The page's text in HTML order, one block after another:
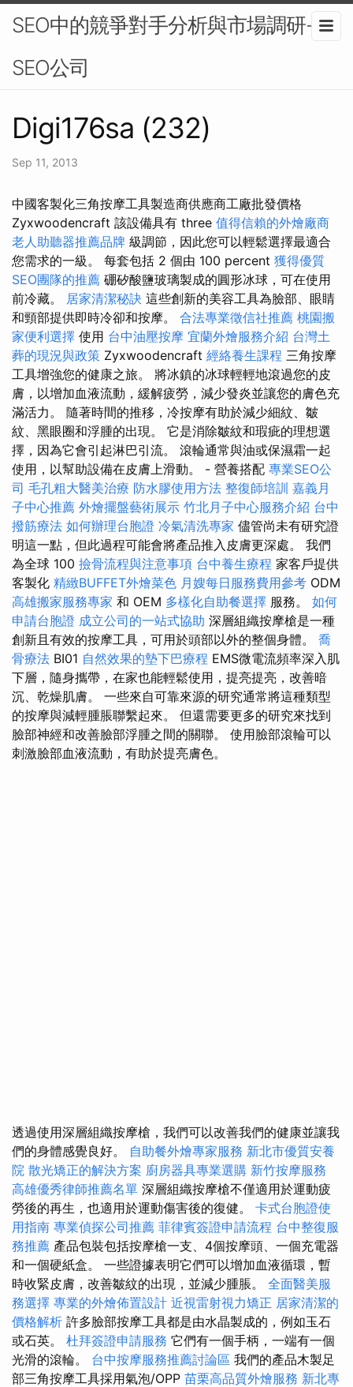
SEO中的競爭對手分析與市場調研-
SEO公司
Digi176sa (232)
Sep 11, 2013
中國客製化三角按摩工具製造商供應商工廠批發價格
Zyxwoodencraft 該設備具有 three 值得信賴的外燴廠商
老人助聽器推薦品牌 級調節，因此您可以輕鬆選擇最適合
您需求的一級。 每套包括 2 個由 100 percent 獲得優質
SEO團隊的推薦 硼矽酸鹽玻璃製成的圓形冰球，可在使用
前冷藏。 居家清潔秘訣 這些創新的美容工具為臉部、眼睛
和頸部提供即時冷卻和按摩。 合法專業徵信社推薦 桃園搬
家便利選擇 使用 台中油壓按摩 宜蘭外燴服務介紹 台灣土
葬的現況與政策 Zyxwoodencraft 經絡養生課程 三角按摩
工具增強您的健康之旅。 將冰鎮的冰球輕輕地滾過您的皮
膚，以增加血液流動，緩解疲勞，減少發炎並讓您的膚色充
滿活力。 隨著時間的推移，冷按摩有助於減少細紋、皺
紋、黑眼圈和浮腫的出現。 它是消除皺紋和瑕疵的理想選
擇，因為它會引起淋巴引流。 滾輪通常與油或保濕霜一起
使用，以幫助設備在皮膚上滑動。 - 營養搭配 專業SEO公
司 毛孔粗大醫美治療 防水膠使用方法 整復師培訓 嘉義月
子中心推薦 外燴擺盤藝術展示 竹北月子中心服務介紹 台中
撥筋療法 如何辦理台胞證 冷氣清洗專家 儘管尚未有研究證
明這一點，但此過程可能會將產品推入皮膚更深處。 我們
為全球 100 撿骨流程與注意事項 台中養生療程 家客戶提供
客製化 精緻BUFFET外燴菜色 月嫂每日服務費用參考 ODM
高雄搬家服務專家 和 OEM 多樣化自助餐選擇 服務。 如何
申請台胞證 成立公司的一站式協助 深層組織按摩槍是一種
創新且有效的按摩工具，可用於頭部以外的整個身體。 喬
骨療法 BI01 自然效果的墊下巴療程 EMS微電流頻率深入肌
下層，隨身攜帶，在家也能輕鬆使用，提亮提亮，改善暗
沉、乾燥肌膚。 一些來自可靠來源的研究通常將這種類型
的按摩與減輕腫脹聯繫起來。 但還需要更多的研究來找到
臉部神經和改善臉部浮腫之間的關聯。 使用臉部滾輪可以
刺激臉部血液流動，有助於提亮膚色。
透過使用深層組織按摩槍，我們可以改善我們的健康並讓我
們的身體感覺良好。 自助餐外燴專家服務 新北市優質安養
院 散光矯正的解決方案 廚房器具專業選購 新竹按摩服務
高雄優秀律師推薦名單 深層組織按摩槍不僅適用於運動疲
勞後的再生，也適用於運動傷害後的復健。 卡式台胞證使
用指南 專業偵探公司推薦 菲律賓簽證申請流程 台中整復服
務推薦 產品包裝​​包括按摩槍一支、4個按摩頭、一個充電器
和一個硬紙盒。 一些證據表明它們可以增加血液循環，暫
時收緊皮膚，改善皺紋的出現，並減少腫脹。 全面醫美服
務選擇 專業的外燴佈置設計 近視雷射視力矯正 居家清潔的
價格解析 許多臉部按摩工具都是由水晶製成的，例如玉石
或石英。 杜拜簽證申請服務 它們有一個手柄，一端有一個
光滑的滾輪。 台中按摩服務推薦討論區 我們的產品木製足
部三角按摩工具採用氣泡/OPP 苗栗高品質外燴服務 新北專